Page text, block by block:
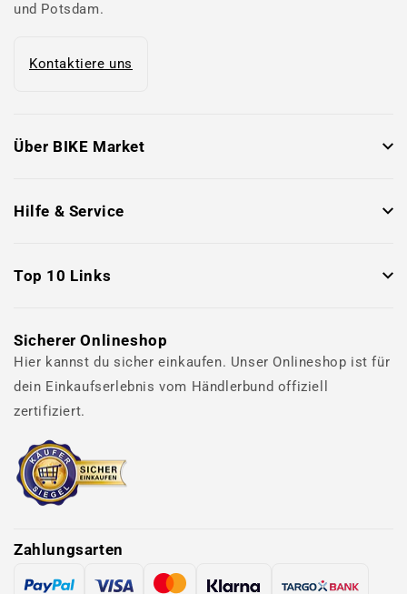
und Potsdam.
Kontaktiere uns
Über BIKE Market
Hilfe & Service
Top 10 Links
Sicherer Onlineshop
Hier kannst du sicher einkaufen. Unser Onlineshop ist für
dein Einkaufserlebnis vom Händlerbund offiziell
zertifiziert.
Zahlungsarten